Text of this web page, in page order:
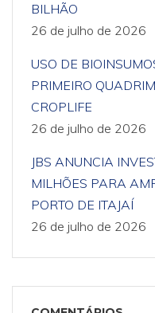
BILHÃO
26 de julho de 2026
USO DE
PRIMEIRO
CROPLIFE
26 de julho de 2026
JBS ANUNCIA
MILHÕES PARA
PORTO DE ITAJAÍ
26 de julho de 2026